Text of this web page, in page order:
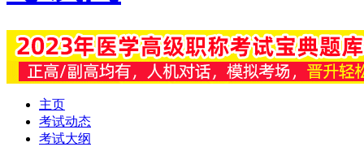
主页
考试动态
考试大纲